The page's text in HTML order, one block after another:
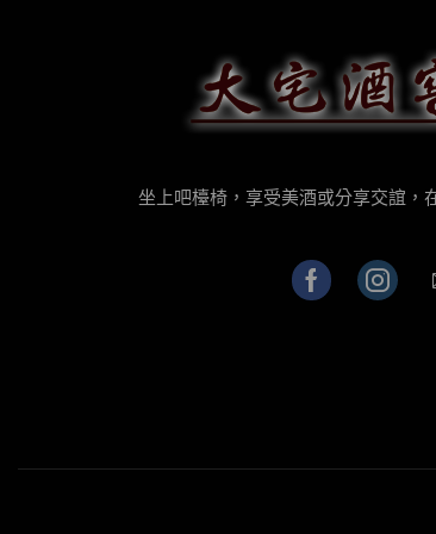
坐上吧檯椅，享受美酒或分享交誼，